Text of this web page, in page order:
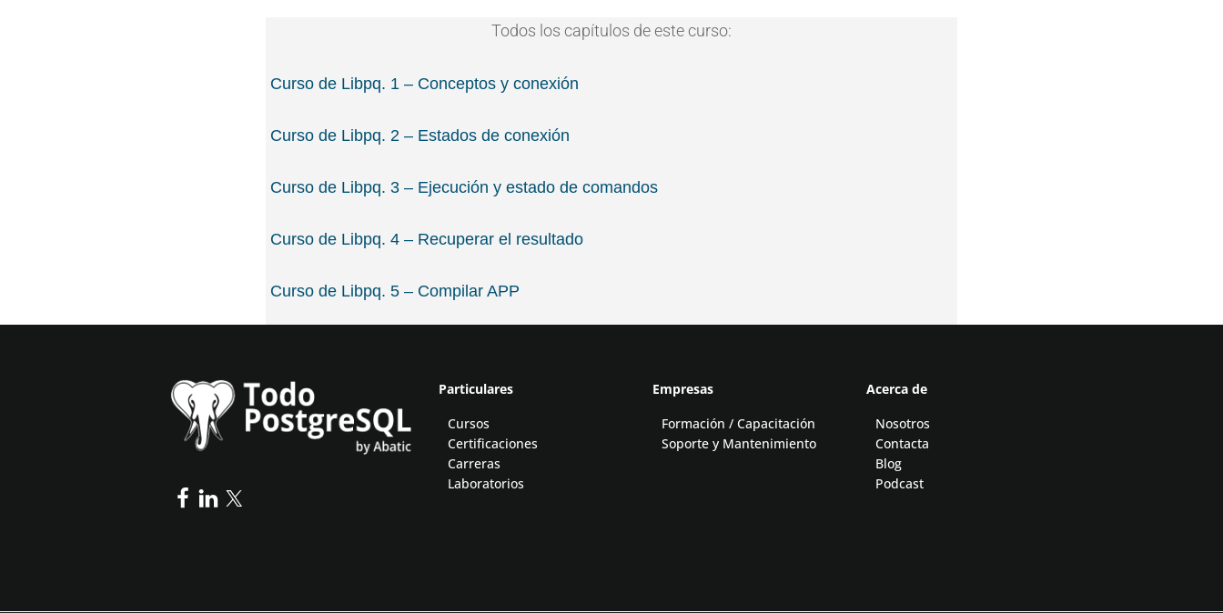
Todos los capítulos de este curso:
Curso de Libpq. 1 – Conceptos y conexión
Curso de Libpq. 2 – Estados de conexión
Curso de Libpq. 3 – Ejecución y estado de comandos
Curso de Libpq. 4 – Recuperar el resultado
Curso de Libpq. 5 – Compilar APP
Particulares
Cursos
Certificaciones
Carreras
Laboratorios
Empresas
Formación / Capacitación
Soporte y Mantenimiento
Acerca de
Nosotros
Contacta
Blog
Podcast